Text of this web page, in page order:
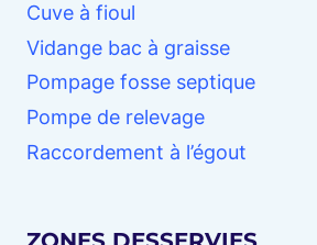
Cuve à fioul
Vidange bac à graisse
Pompage fosse septique
Pompe de relevage
Raccordement à l’égout